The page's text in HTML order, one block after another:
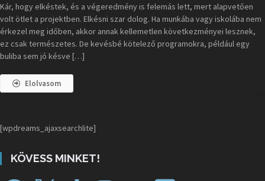
Kár, hogy elkéstek, és a végeredmény is felemás lett, mert alapvetően
volt ötlet a projektben. Elkésni szar dolog. Ha munkába vagy iskolába nem
érkezel meg időben, akkor annak kellemetlen következményei lesznek,
ez csak természetes. De kevésbé kötelező programokra, például egy
buliba sem jó késve […]
Elolvasom
[wpdreams_ajaxsearchlite]
KÖVESS MINKET!